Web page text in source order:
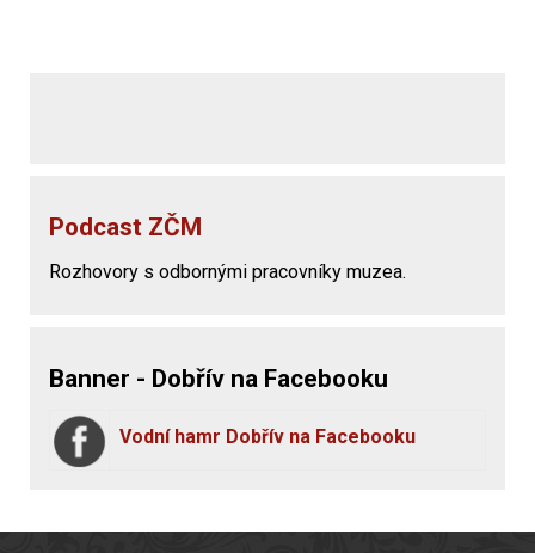
Podcast ZČM
Rozhovory s odbornými pracovníky muzea.
Banner - Dobřív na Facebooku
Vodní hamr Dobřív na Facebooku